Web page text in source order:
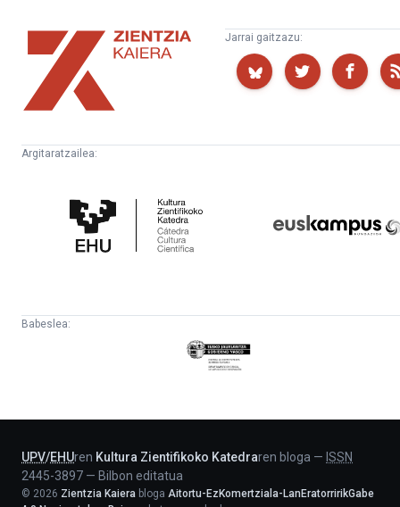
Zientzia
Kaiera
Jarrai gaitzazu:
Argitaratzailea:
Zientifikoko
Katedra
Babeslea:
Eusko
Jaurlaritza
UPV/EHUren Kultura Zientifikoko Katedraren bloga — ISSN
2445-3897 — Bilbon editatua
© 2026 Zientzia Kaiera bloga Aitortu-EzKomertziala-LanEratorririkGabe